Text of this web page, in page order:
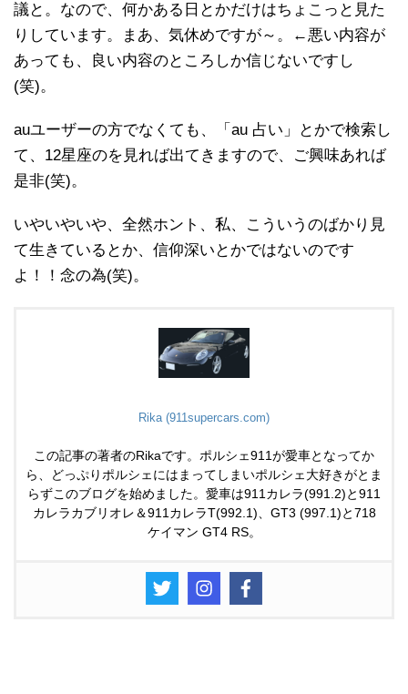
議と。なので、何かある日とかだけはちょこっと見た
りしています。まあ、気休めですが～。←悪い内容が
あっても、良い内容のところしか信じないですし
(笑)。
auユーザーの方でなくても、「au 占い」とかで検索し
て、12星座のを見れば出てきますので、ご興味あれば
是非(笑)。
いやいやいや、全然ホント、私、こういうのばかり見
て生きているとか、信仰深いとかではないのです
よ！！念の為(笑)。
Rika (911supercars.com)
この記事の著者のRikaです。ポルシェ911が愛車となってか
ら、どっぷりポルシェにはまってしまいポルシェ大好きがとま
らずこのブログを始めました。愛車は911カレラ(991.2)と911
カレラカブリオレ＆911カレラT(992.1)、GT3 (997.1)と718
ケイマン GT4 RS。